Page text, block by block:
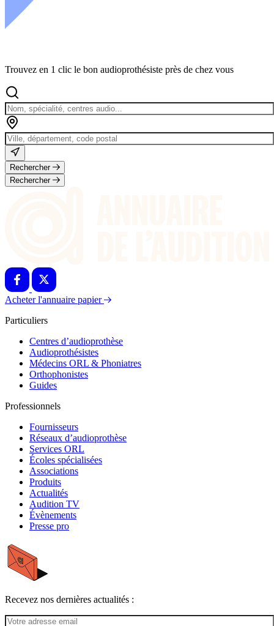
Trouvez en 1 clic le bon audioprothésiste près de chez vous
Rechercher
Rechercher
Acheter l'annuaire papier
Particuliers
Centres d’audioprothèse
Audioprothésistes
Médecins ORL & Phoniatres
Orthophonistes
Guides
Professionnels
Fournisseurs
Réseaux d’audioprothèse
Services ORL
Écoles spécialisées
Associations
Produits
Actualités
Audition TV
Évènements
Presse pro
Recevez nos dernières actualités :